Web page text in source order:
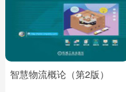
智慧物流概论（第2版）